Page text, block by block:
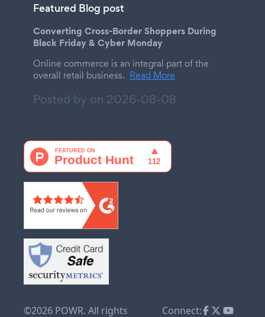
Featured Blog post
Converting Cross-Border Shoppers During
Black Friday & Cyber Monday
Online commerce is an integral part of the
overall retail business. Read More
Posted by on 2026-08-08
©2026 POWR. All rights Connect: